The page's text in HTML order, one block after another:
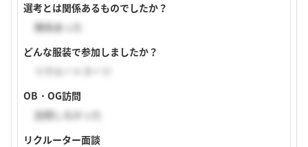
選考とは関係あるものでしたか？
関係あった
どんな服装で参加しましたか？
リクルートスーツ
OB・OG訪問
訪問しなかった
リクルーター面談